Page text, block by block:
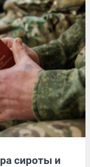
сироты и